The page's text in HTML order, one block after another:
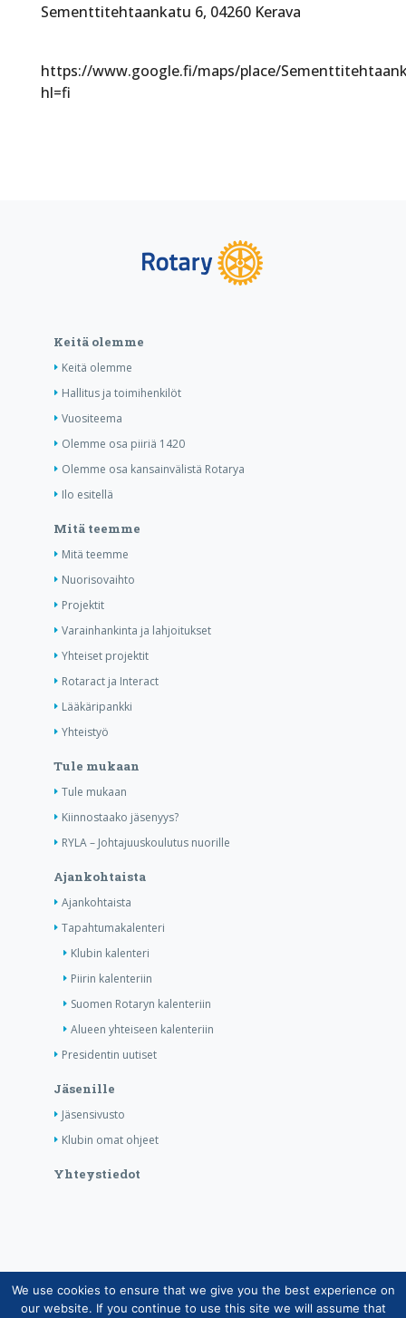
Sementtitehtaankatu 6, 04260 Kerava
https://www.google.fi/maps/place/
hl=fi
Keitä olemme
Keitä olemme
Hallitus ja toimihenkilöt
Vuositeema
Olemme osa piiriä 1420
Olemme osa kansainvälistä Rotarya
Ilo esitellä
Mitä teemme
Mitä teemme
Nuorisovaihto
Projektit
Varainhankinta ja lahjoitukset
Yhteiset projektit
Rotaract ja Interact
Lääkäripankki
Yhteistyö
Tule mukaan
Tule mukaan
Kiinnostaako jäsenyys?
RYLA – Johtajuuskoulutus nuorille
Ajankohtaista
Ajankohtaista
Tapahtumakalenteri
Klubin kalenteri
Piirin kalenteriin
Suomen Rotaryn kalenteriin
Alueen yhteiseen kalenteriin
Presidentin uutiset
Jäsenille
Jäsensivusto
Klubin omat ohjeet
Yhteystiedot
Copyright © Suomen Rotarypalvelu ry 2026 |
Jäsentietojärjestelmän tietosuojaseloste|Henkilötietojen
We use cookies to ensure that we give you the best experience on
our website. If you continue to use this site we will assume that